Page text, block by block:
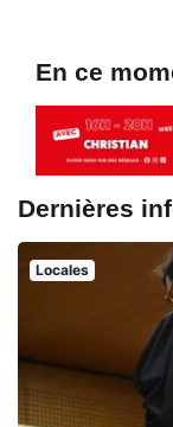
En ce
Dernières
Locales